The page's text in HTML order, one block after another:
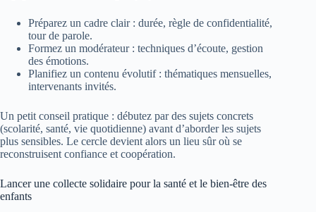
Préparez un cadre clair : durée, règle de confidentialité,
tour de parole.
Formez un modérateur : techniques d’écoute, gestion
des émotions.
Planifiez un contenu évolutif : thématiques mensuelles,
intervenants invités.
Un petit conseil pratique : débutez par des sujets concrets
(scolarité, santé, vie quotidienne) avant d’aborder les sujets
plus sensibles. Le cercle devient alors un lieu sûr où se
reconstruisent confiance et coopération.
Lancer une collecte solidaire pour la santé et le bien‑être des
enfants